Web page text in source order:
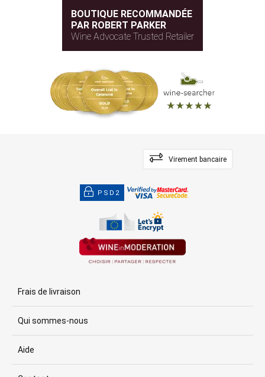
BOUTIQUE RECOMMANDÉE
PAR ROBERT PARKER
Wine Advocate Trusted Retailer
Virement bancaire
PSD2
Frais de livraison
Qui sommes-nous
Aide